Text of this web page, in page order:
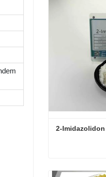
2-Imidazolidon
2-Imidazolidon